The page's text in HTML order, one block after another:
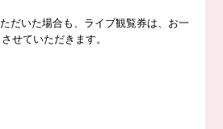
だいた場合も、ライブ観覧券は、お一
せていただきます。